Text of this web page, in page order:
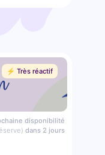
⚡️ Très réactif
disponibilité
dans 2 jours